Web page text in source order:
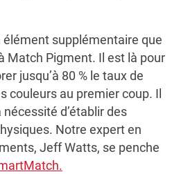
supplémentaire que
Match Pigment. Il est là pour
jusqu’à 80 % le taux de
couleurs au premier coup. Il
d’établir des
Notre expert en
Jeff Watts, se penche